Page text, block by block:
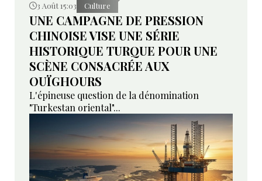
3 Août 15:03 Culture
UNE CAMPAGNE DE PRESSION
CHINOISE VISE UNE SÉRIE
HISTORIQUE TURQUE POUR UNE
SCÈNE CONSACRÉE AUX
OUÏGHOURS
L'épineuse question de la dénomination
"Turkestan oriental"...